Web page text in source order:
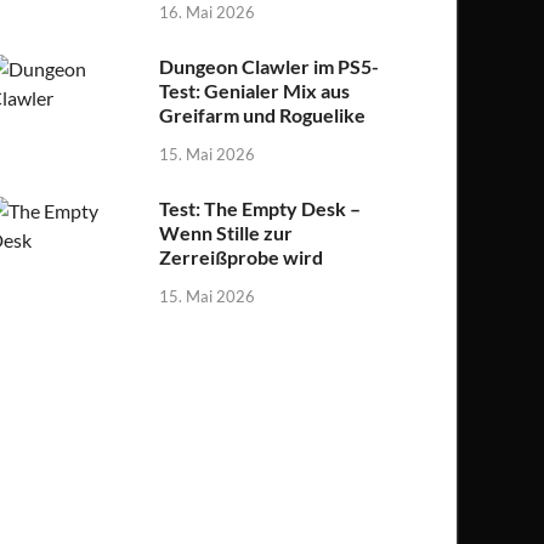
16. Mai 2026
Dungeon Clawler im PS5-
Test: Genialer Mix aus
Greifarm und Roguelike
15. Mai 2026
Test: The Empty Desk –
Wenn Stille zur
Zerreißprobe wird
15. Mai 2026